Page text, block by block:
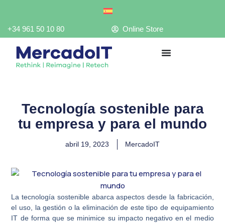
contenido
+34 961 50 10 80 Online Store
Tecnología sostenible para
tu empresa y para el mundo
abril 19, 2023 MercadoIT
La tecnología sostenible abarca aspectos desde la fabricación,
el uso, la gestión o la eliminación de este tipo de equipamiento
IT de forma que se minimice su impacto negativo en el medio